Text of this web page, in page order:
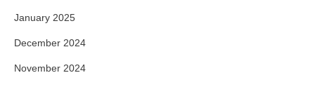
January 2025
December 2024
November 2024